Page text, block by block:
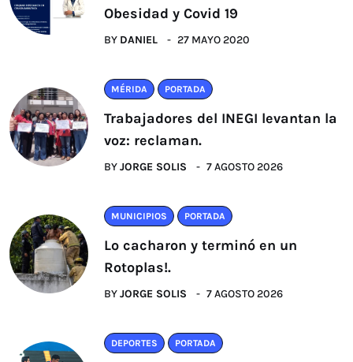
Obesidad y Covid 19
BY DANIEL 27 MAYO 2020
MÉRIDA PORTADA
Trabajadores del INEGI levantan la
voz: reclaman.
BYJORGE SOLIS 7 AGOSTO 2026
MUNICIPIOS PORTADA
Lo cacharon y terminó en un
Rotoplas!.
BYJORGE SOLIS 7 AGOSTO 2026
DEPORTES PORTADA